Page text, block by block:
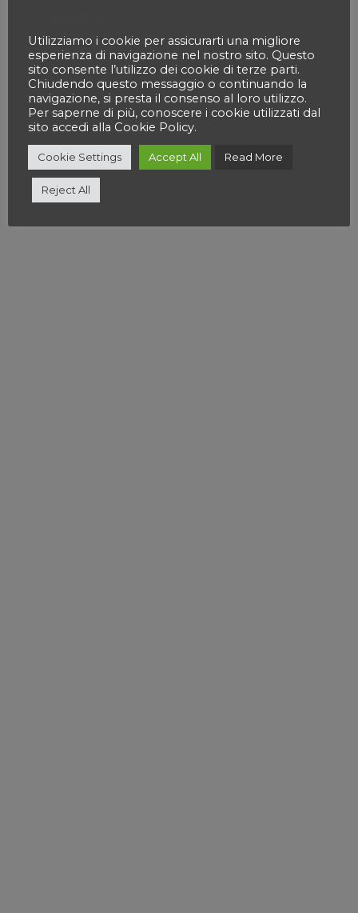
Utilizziamo i cookie per assicurarti una migliore
esperienza di navigazione nel nostro sito. Questo
sito consente l’utilizzo dei cookie di terze parti.
Chiudendo questo messaggio o continuando la
navigazione, si presta il consenso al loro utilizzo.
Per saperne di più, conoscere i cookie utilizzati dal
sito accedi alla Cookie Policy.
Cookie Settings Accept All Read More
Reject All